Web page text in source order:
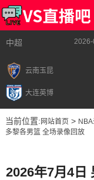
中超
云南玉昆
大连英博
当前位置: 网站首页>
多黎各男篮 全场录像回放
2026年7月4日